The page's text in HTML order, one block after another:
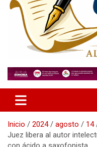
Mi Carta de
Inicio 2024 agosto
14
Juez libera al autor